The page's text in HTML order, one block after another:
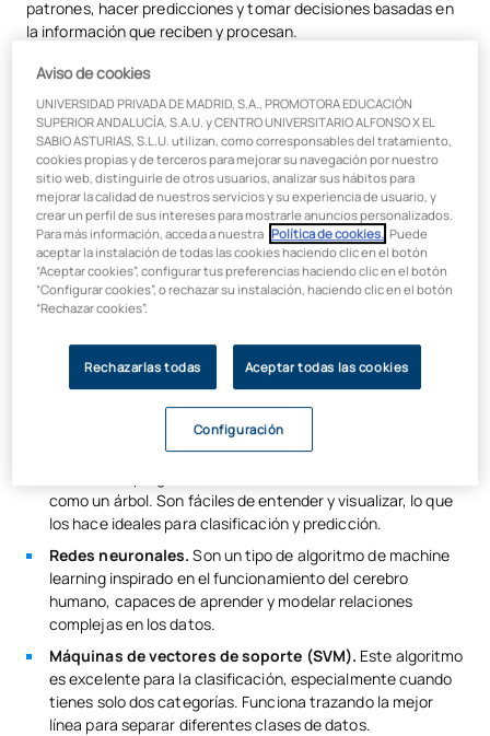
patrones, hacer predicciones y tomar decisiones basadas en
la información que reciben y procesan.
El machine learning sirve para una amplia variedad de
aplicaciones,desde la detección de fraudes en
transacciones financieras hasta la recomendación de
productos en plataformas de comercio electrónico.Su
versatilidad lo convierte en una herramienta poderosa para
resolver problemas complejos y automatizar procesos en
diversos sectores.
Algoritmos de machine learning
Los algoritmos son conjuntos de reglas y procedimientos
matemáticos que permiten a los sistemas procesar datos y
aprender de ellos. Algunos de los algoritmos de machine
learning más comunes incluyen:
Árboles de decisión.Funcionan tomando decisiones
como un árbol. Son fáciles de entender y visualizar, lo que
los hace ideales para clasificación y predicción.
Redes neuronales.Son un tipo de algoritmo de machine
learning inspirado en el funcionamiento del cerebro
humano, capaces de aprender y modelar relaciones
complejas en los datos.
Máquinas de vectores de soporte (SVM). Este algoritmo
es excelente para la clasificación, especialmente cuando
tienes solo dos categorías. Funciona trazando la mejor
línea para separar diferentes clases de datos.
Aviso de cookies
UNIVERSIDAD PRIVADA DE MADRID, S.A., PROMOTORA EDUCACIÓN
SUPERIOR ANDALUCÍA, S.A.U. y CENTRO UNIVERSITARIO ALFONSO X EL
SABIO ASTURIAS, S.L.U. utilizan, como corresponsables del tratamiento,
cookies propias y de terceros para mejorar su navegación por nuestro
sitio web, distinguirle de otros usuarios, analizar sus hábitos para
mejorar la calidad de nuestros servicios y su experiencia de usuario, y
crear un perfil de sus intereses para mostrarle anuncios personalizados.
Para más información, acceda a nuestra Política de cookies. . Puede
aceptar la instalación de todas las cookies haciendo clic en el botón
“Aceptar cookies”, configurar tus preferencias haciendo clic en el botón
“Configurar cookies”, o rechazar su instalación, haciendo clic en el botón
“Rechazar cookies”.
Rechazarlas todas Aceptar todas las cookies
Configuración